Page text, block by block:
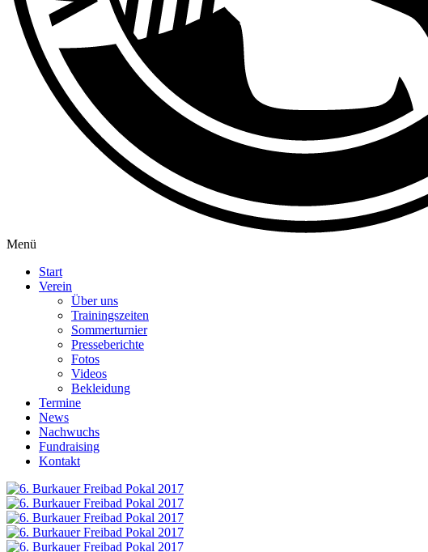
Menü
Start
Verein
Über uns
Trainingszeiten
Sommerturnier
Presseberichte
Fotos
Videos
Bekleidung
Termine
News
Nachwuchs
Fundraising
Kontakt